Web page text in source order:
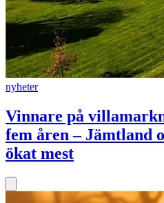
nyheter
Vinnare på
fem åren – Jämtland
ökat mest